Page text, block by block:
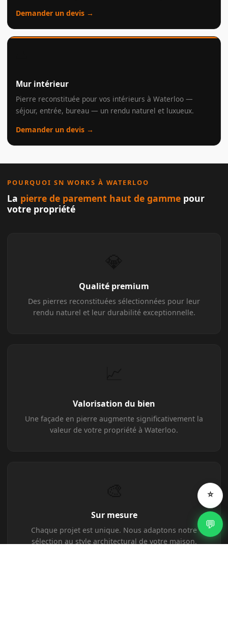
Demander un devis →
Mur intérieur
Pierre reconstituée pour vos intérieurs à Waterloo —
séjour, entrée, bureau — un rendu naturel et luxueux.
Demander un devis →
POURQUOI SN WORKS À WATERLOO
La pierre de parement haut de gamme pour
votre propriété
Qualité premium
Des pierres reconstituées sélectionnées pour leur
rendu naturel et leur durabilité exceptionnelle.
Valorisation du bien
Une façade en pierre augmente significativement la
valeur de votre propriété à Waterloo.
Sur mesure
Chaque projet est unique. Nous adaptons notre
sélection au style architectural de votre maison.
💬
⭐